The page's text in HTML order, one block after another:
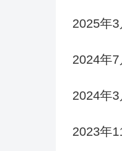
2025年3
2024年7
2024年3
2023年